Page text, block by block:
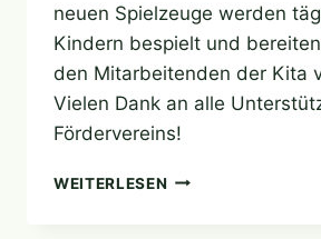
neuen Spielzeuge werden
Kindern bespielt und
den Mitarbeitenden der Kita
Vielen Dank an alle
Fördervereins!
WEITERLESENNEUE